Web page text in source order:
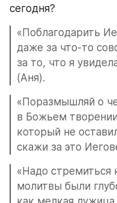
сегодня?
«Поблагодарить
даже за что-то
за то, что я
(Аня).
«Поразмышляй о
в Божьем
который не
скажи за это
«Надо стремиться
молитвы были